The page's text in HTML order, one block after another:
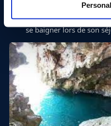
permettra de visiter ce
Caroline d'Autriche,
se baigner lors de son